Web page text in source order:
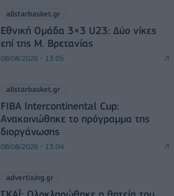
allstarbasket.gr
Εθνική Ομάδα 3×3 U23: Δύο νίκες
επί της Μ. Βρετανίας
08/08/2026 - 13:05
allstarbasket.gr
FIBA Intercontinental Cup:
Ανακοινώθηκε το πρόγραμμα της
διοργάνωσης
08/08/2026 - 13:04
advertising.gr